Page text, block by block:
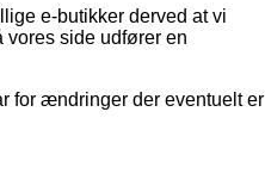
e-butikker derved at vi
vores side udfører en
for ændringer der eventuelt er